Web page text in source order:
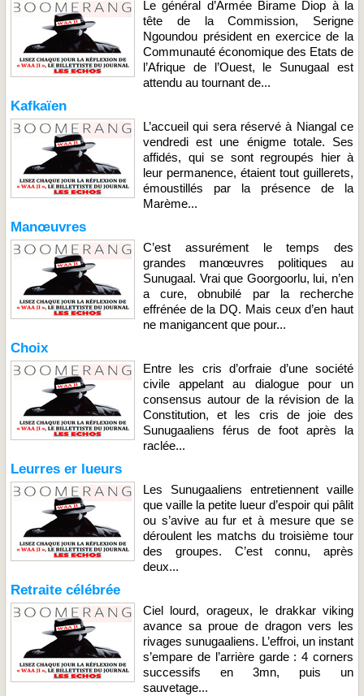
Le général d’Armée Birame Diop à la
tête de la Commission, Serigne
Ngoundou président en exercice de la
Communauté économique des Etats de
l’Afrique de l’Ouest, le Sunugaal est
attendu au tournant de...
Kafkaïen
L’accueil qui sera réservé à Niangal ce
vendredi est une énigme totale. Ses
affidés, qui se sont regroupés hier à
leur permanence, étaient tout guillerets,
émoustillés par la présence de la
Marème...
Manœuvres
C’est assurément le temps des
grandes manœuvres politiques au
Sunugaal. Vrai que Goorgoorlu, lui, n’en
a cure, obnubilé par la recherche
effrénée de la DQ. Mais ceux d’en haut
ne manigancent que pour...
Choix
Entre les cris d’orfraie d’une société
civile appelant au dialogue pour un
consensus autour de la révision de la
Constitution, et les cris de joie des
Sunugaaliens férus de foot après la
raclée...
Leurres er lueurs
Les Sunugaaliens entretiennent vaille
que vaille la petite lueur d’espoir qui pâlit
ou s’avive au fur et à mesure que se
déroulent les matchs du troisième tour
des groupes. C’est connu, après
deux...
Retraite célébrée
Ciel lourd, orageux, le drakkar viking
avance sa proue de dragon vers les
rivages sunugaaliens. L’effroi, un instant
s’empare de l’arrière garde : 4 corners
successifs en 3mn, puis un
sauvetage...